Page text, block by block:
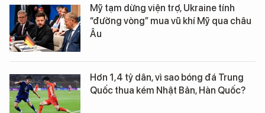
Mỹ tạm dừng viện trợ, Ukraine tính
“đường vòng” mua vũ khí Mỹ qua châu
Âu
Hơn 1,4 tỷ dân, vì sao bóng đá Trung
Quốc thua kém Nhật Bản, Hàn Quốc?